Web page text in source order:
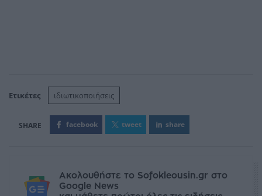
Ετικέτες ιδιωτικοποιήσεις
facebook tweet share
Ακολουθήστε το Sofokleousin.gr στο
Google News